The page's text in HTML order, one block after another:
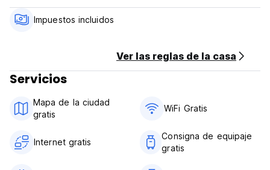
de libros de lavandería duchas con agua caliente las
instalaciones de secado. Ofertas de billetes de viaje a la
Impuestos incluidos
Ver las reglas de la casa
Servicios
Mapa de la ciudad
gratis
WiFi Gratis
Internet gratis
Consigna de equipaje
gratis